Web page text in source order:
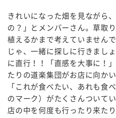
きれいになった畑を見ながら
の？」とメンバーさん。草取
植えるかまで考えていませんで
じゃ、一緒に探しに行きまし
に直行！！「直感を大事に！
たりの道楽集団がお店に向かい
「これが食べたい、あれも
のマーク）がたくさんついて
店の中を何度も行ったり来た